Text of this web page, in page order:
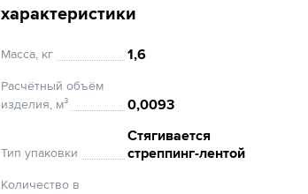
характеристики
Масса, кг 1,6
Расчётный объём
изделия, м³
0,0093
Тип упаковки
Стягивается
стреппинг-лентой
Количество в